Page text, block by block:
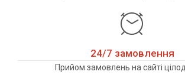
24/7 замовлення
Прийом замовлень на сайті